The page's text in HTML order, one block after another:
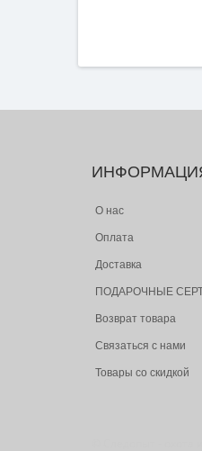
О нас
Оплата
Доставка
ПОДАРОЧНЫЕ
Возврат товара
Связаться с нами
Товары со скидкой